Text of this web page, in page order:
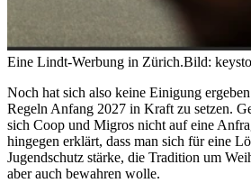
Eine Lindt-Werbung in Zürich.Bild:
Noch hat sich also keine Einigung
Regeln Anfang 2027 in Kraft zu setzen.
sich Coop und Migros nicht auf eine
hingegen erklärt, dass man sich für eine
Jugendschutz stärke, die Tradition um
aber auch bewahren wolle.